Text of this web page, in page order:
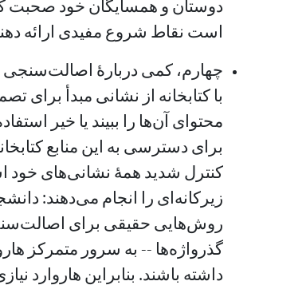
دوستان و همسایگان خود صحبت
است نقاط شروع مفیدی ارائه
چهارم، کمی دربارهٔ اصالت‌سنجی
با کتابخانه از نشانی مبدأ برای
برای دسترسی به این منابع
کنترل شدید همهٔ نشانی‌های خود
زیرکانه‌ای را انجام می‌دهند:
روش‌هایی حقیقی برای اصالت‌سنجی
گذرواژه‌ها -- به سرور متمرکز‌
داشته باشند. بنابراین‌ هاروارد